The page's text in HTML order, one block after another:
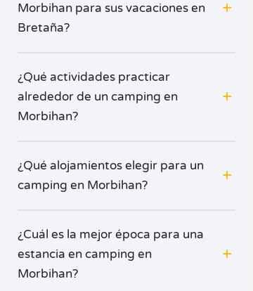
Morbihan para sus vacaciones en
Bretaña?
¿Qué actividades practicar
alrededor de un camping en
Morbihan?
¿Qué alojamientos elegir para un
camping en Morbihan?
¿Cuál es la mejor época para una
estancia en camping en
Morbihan?